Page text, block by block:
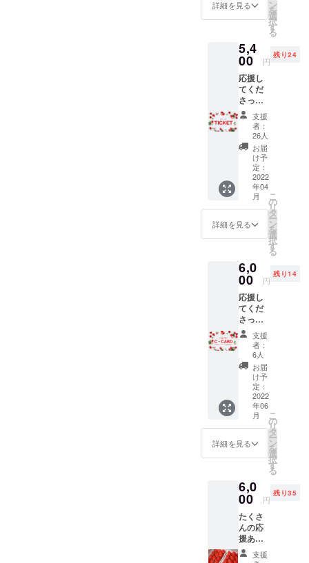
ケット
から2年
※テイク
アウト
メ
ニュー
のみ有
効 お
つりは
出ませ
ん。 ※1
品が800
円以上
の商品
は差額
にて購
入して
けま
す。 ※
場合
は、そ
のほか
の商品
のみと
なりま
す。 ※4
月より
随時発
送
のトッ
を1個ま
名まで
同時に
使用可
能) ※テ
イクア
ウトメ
ニュー
のみ使
用可能
です。
クの
素 1瓶
トカー
ドにて
心を込
めたお
礼の
メッ
セージ
※送料込
み ※6月
以降順
次発送
※パッ
ケージ
デザイ
ンは変
わりま
す。
詳細を見る ン
を
選
択
す
る
5,4
00 円
残り24
応援し
てくだ
さった
皆様に
・チ
ケット6
枚 当店
にて
1000円
以内の
フェ・
ソフト
クリー
ム・ド
リンク
らお好
きな商
品1品と
引き換
えがで
きるチ
ケット6
枚
(トッピ
ング込
み) ・お
礼の
メッ
セージ
をポス
トカー
ドにて
す。ポ
スト
カード
は来店
時にチ
ケット
と交換
支援
者：
26人
お届
け予
定：
2022
年04
月
詳細を見る
こ
の
リ
タ
ー
ン
を
選
択
す
る
6,0
00 円
残り14
応援し
てくだ
さった
皆様に
ご予約
してい
ただい
たホー
ルの誕
生日
ケーキ
やクリ
スマス
ケーキ
を有効
期限内
ら何回
でも300
円引き
にいた
しま
す。 ・
ハッ
支援
者：
6人
お届
け予
定：
2022
年06
月
詳細を見る
こ
の
リ
タ
ー
ン
を
選
択
す
る
6,0
00 円
残り35
たくさ
んの応
援あり
がとう
ござい
支援